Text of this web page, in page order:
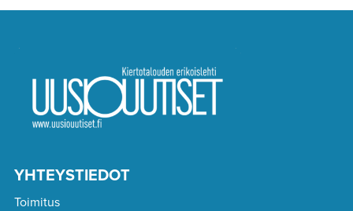
YHTEYSTIEDOT
Toimitus